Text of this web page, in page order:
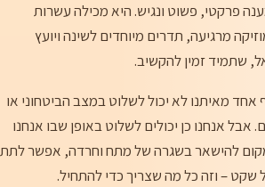
פרקטי, פשוט ונגיש. היא מכילה עשרות
מרגיעה, תדרים מיוחדים לשינה ויועץ
שתמיד זמין להקשיב.
מאיתנו לא יכול לשלוט במצב הביטחוני או
אבל אנחנו כן יכולים לשלוט באופן שבו אנחנו
להישאר בשגרה של מתח וחרדה, אפשר לתת